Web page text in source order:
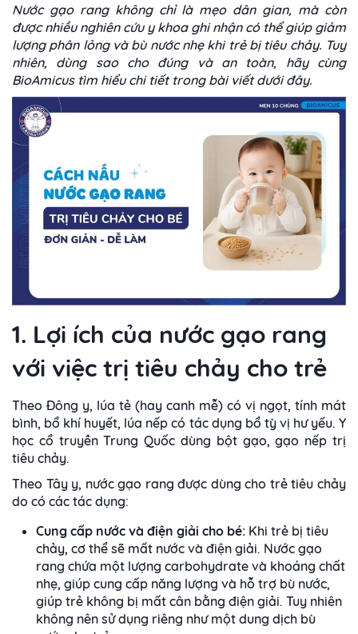
Nước gạo rang không chỉ là mẹo dân gian, mà còn
được nhiều nghiên cứu y khoa ghi nhận có thể giúp giảm
lượng phân lỏng và bù nước nhẹ khi trẻ bị tiêu chảy. Tuy
nhiên, dùng sao cho đúng và an toàn, hãy cùng
BioAmicus tìm hiểu chi tiết trong bài viết dưới đây.
1. Lợi ích của nước gạo rang
với việc trị tiêu chảy cho trẻ
Theo Đông y, lúa tẻ (hay canh mễ) có vị ngọt, tính mát
bình, bổ khí huyết, lúa nếp có tác dụng bổ tỳ vị hư yếu. Y
học cổ truyền Trung Quốc dùng bột gạo, gạo nếp trị
tiêu chảy.
Theo Tây y, nước gạo rang được dùng cho trẻ tiêu chảy
do có các tác dụng:
Cung cấp nước và điện giải cho bé: Khi trẻ bị tiêu
chảy, cơ thể sẽ mất nước và điện giải. Nước gạo
rang chứa một lượng carbohydrate và khoáng chất
nhẹ, giúp cung cấp năng lượng và hỗ trợ bù nước,
giúp trẻ không bị mất cân bằng điện giải. Tuy nhiên
không nên sử dụng riêng như một dung dịch bù